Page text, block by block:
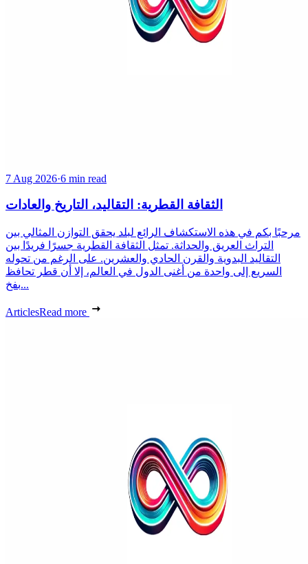
7 Aug 2026·6 min read
الثقافة القطرية: التقاليد، التاريخ والعادات
مرحبًا بكم في هذه الاستكشاف الرائع لبلد يحقق التوازن المثالي بين
التراث العريق والحداثة. تمثل الثقافة القطرية جسرًا فريدًا بين
التقاليد البدوية والقرن الحادي والعشرين. على الرغم من تحوله
السريع إلى واحدة من أغنى الدول في العالم، إلا أن قطر تحافظ
بفخ...
ArticlesRead more